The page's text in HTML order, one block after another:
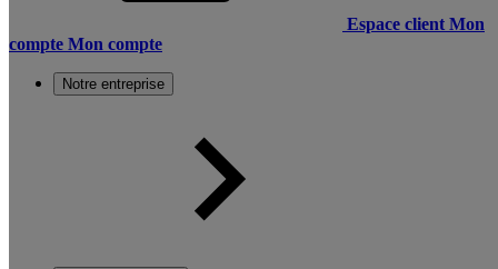
Espace client Mon
compte Mon compte
Notre entreprise